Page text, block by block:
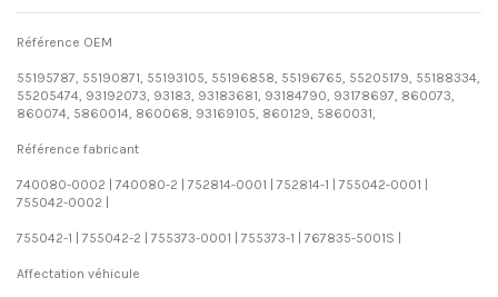
Référence OEM
55195787, 55190871, 55193105, 55196858, 55196765, 55205179, 55188334,
55205474, 93192073, 93183, 93183681, 93184790, 93178697, 860073,
860074, 5860014, 860068, 93169105, 860129, 5860031,
Référence fabricant
740080-0002 | 740080-2 | 752814-0001 | 752814-1 | 755042-0001 |
755042-0002 |
755042-1 | 755042-2 | 755373-0001 | 755373-1 | 767835-5001S |
Affectation véhicule